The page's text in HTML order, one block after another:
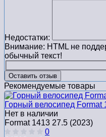
Недостатки:
Внимание: HTML не
обычный текст!
Оставить отзыв
Рекомендуемые товары
Горный велосипед Format
Нет в наличии
Format 1413 27.5 (2023)
0